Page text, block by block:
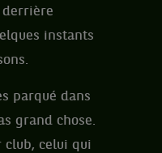
derrière
instants
parqué dans
grand chose.
club, celui qui